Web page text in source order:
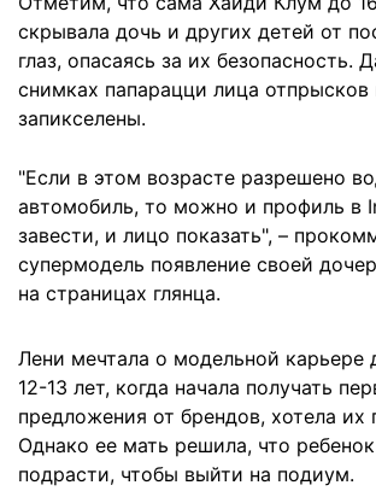
скрывала дочь и других детей от
глаз, опасаясь за их безопасность.
снимках папарацци лица
запикселены.
"Если в этом возрасте разрешено
автомобиль, то можно и профиль в
завести, и лицо показать", –
супермодель появление своей
на страницах глянца.
Лени мечтала о модельной карьере
12-13 лет, когда начала получать
предложения от брендов, хотела их
Однако ее мать решила, что
подрасти, чтобы выйти на подиум.